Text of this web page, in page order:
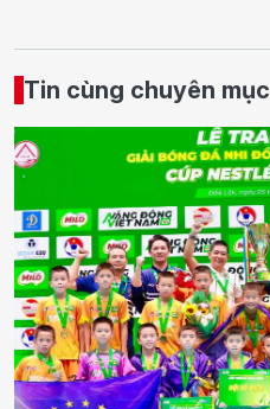
Tin cùng chuyên mục